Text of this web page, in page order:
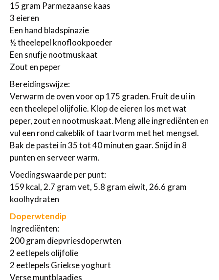
15 gram Parmezaanse kaas
3 eieren
Een hand bladspinazie
½ theelepel knoflookpoeder
Een snufje nootmuskaat
Zout en peper
Bereidingswijze:
Verwarm de oven voor op 175 graden. Fruit de ui in
een theelepel olijfolie. Klop de eieren los met wat
peper, zout en nootmuskaat. Meng alle ingrediënten en
vul een rond cakeblik of taartvorm met het mengsel.
Bak de pastei in 35 tot 40 minuten gaar. Snijd in 8
punten en serveer warm.
Voedingswaarde per punt:
159 kcal, 2.7 gram vet, 5.8 gram eiwit, 26.6 gram
koolhydraten
Doperwtendip
Ingrediënten:
200 gram diepvriesdoperwten
2 eetlepels olijfolie
2 eetlepels Griekse yoghurt
Verse muntblaadjes